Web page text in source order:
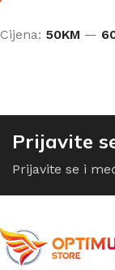
Cijena: 50KM —
Prijavite
Prijavite se i